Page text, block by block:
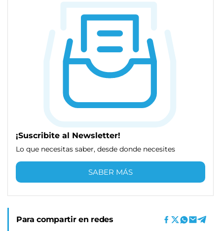
¡Suscribite al Newsletter!
Lo que necesitas saber, desde donde necesites
SABER MÁS
Para compartir en redes